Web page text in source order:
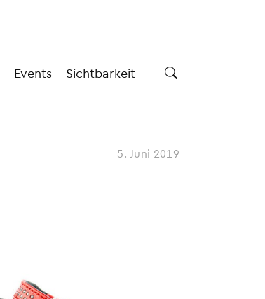
Events Sichtbarkeit
5. Juni 2019